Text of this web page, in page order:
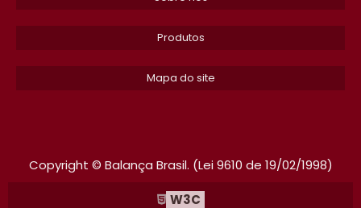
BALANCA 1000KG
CALIBRACAO DE BALANCAS
BALANCA DINAMICA ESTEIRA
MANUTENCAO PREVENTIVA DE BALANCA
Produtos
Mapa do site
Copyright © Balança Brasil. (Lei 9610 de 19/02/1998)
W3C